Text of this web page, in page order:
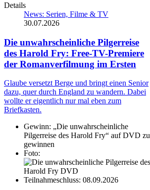
Details
News: Serien, Filme & TV
30.07.2026
Die unwahrscheinliche Pilgerreise
des Harold Fry: Free-TV-Premiere
der Romanverfilmung im Ersten
Glaube versetzt Berge und bringt einen Senior
dazu, quer durch England zu wandern. Dabei
wollte er eigentlich nur mal eben zum
Briefkasten.
Gewinn: „Die unwahrscheinliche
Pilgerreise des Harold Fry“ auf DVD zu
gewinnen
Foto:
Teilnahmeschluss: 08.09.2026